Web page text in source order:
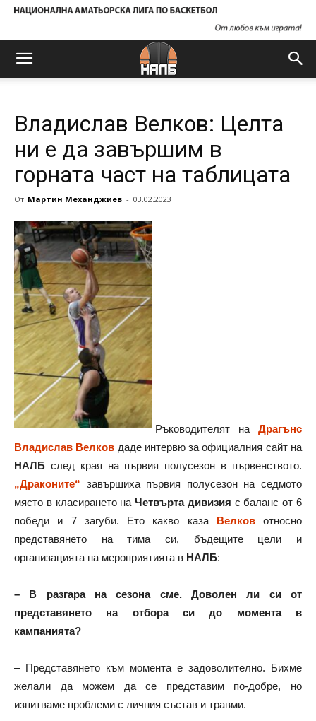
Владислав Велков: Целта
ни е да завършим в
горната част на таблицата
От Мартин Механджиев - 03.02.2023
Ръководителят на Драгънс
Владислав Велков даде интервю за официалния сайт на
НАЛБ след края на първия полусезон в първенството.
„Драконите“ завършиха първия полусезон на седмото
място в класирането наЧетвърта дивизия с баланс от 6
победи и 7 загуби. Ето какво каза Велковотносно
представянето на тима си, бъдещите цели и
организацията на мероприятията в НАЛБ:
– В разгара на сезона сме. Доволен ли си от
представянето на отбора си до момента в
кампанията?
– Представянето към момента е задоволително. Бихме
желали да можем да се представим по-добре, но
изпитваме проблеми с личния състав и травми.